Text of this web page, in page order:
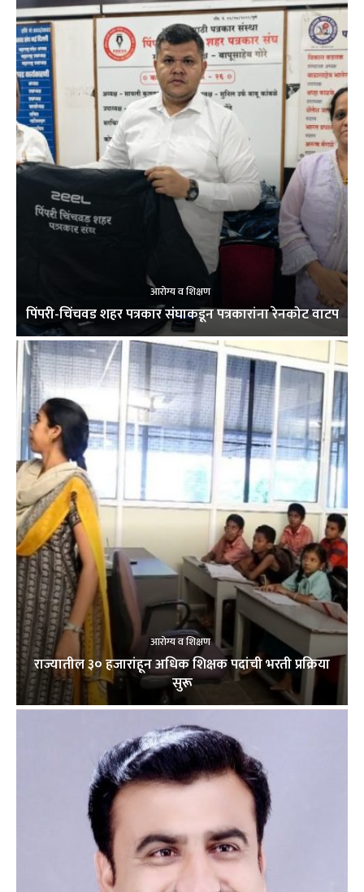
आरोग्य व शिक्षण
पिंपरी-चिंचवड शहर पत्रकार संघाकडून पत्रकारांना रेनकोट वाटप
आरोग्य व शिक्षण
राज्यातील ३० हजारांहून अधिक शिक्षक पदांची भरती प्रक्रिया
सुरू